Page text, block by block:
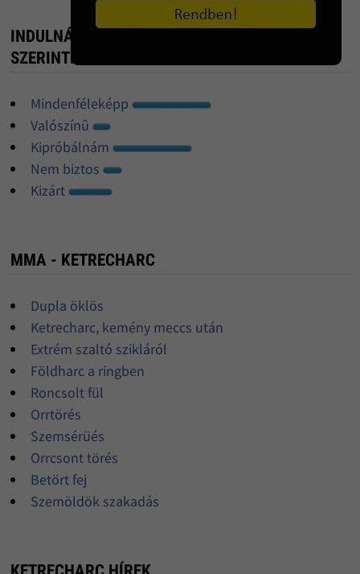
INDULNÁL KETRECHARC BAJNOKSÁGON? -
SZERINTED?!
Mindenféleképp
Valószínû
Kipróbálnám
Nem biztos
Kizárt
MMA - KETRECHARC
Dupla öklös
Ketrecharc, kemény meccs után
Extrém szaltó szikláról
Földharc a ringben
Roncsolt fül
Orrtörés
Szemsérüés
Orrcsont törés
Betört fej
Szemöldök szakadás